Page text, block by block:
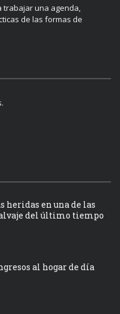
trabajar una agenda,
de las formas de
heridas en una de las
del último tiempo
al hogar de día